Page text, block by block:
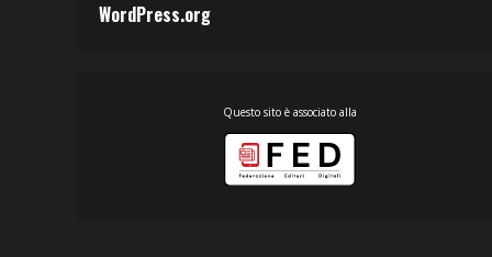
WordPress.org
Questo sito è associato alla